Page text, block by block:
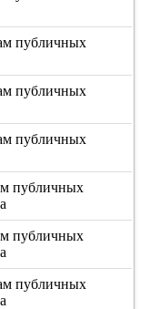
публичных
публичных
публичных
публичных
публичных
публичных